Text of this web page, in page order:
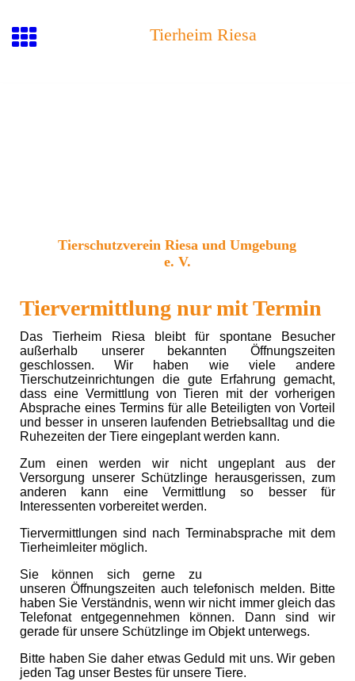
Tierheim Riesa
Tierschutzverein Riesa und Umgebung
e. V.
Tiervermittlung nur mit Termin
Das Tierheim Riesa bleibt für spontane Besucher
außerhalb unserer bekannten Öffnungszeiten
geschlossen. Wir haben wie viele andere
Tierschutzeinrichtungen die gute Erfahrung gemacht,
dass eine Vermittlung von Tieren mit der vorherigen
Absprache eines Termins für alle Beteiligten von Vorteil
und besser in unseren laufenden Betriebsalltag und die
Ruhezeiten der Tiere eingeplant werden kann.
Zum einen werden wir nicht ungeplant aus der
Versorgung unserer Schützlinge herausgerissen, zum
anderen kann eine Vermittlung so besser für
Interessenten vorbereitet werden.
Tiervermittlungen sind nach Terminabsprache mit dem
Tierheimleiter möglich.
Sie können sich gerne zu
unseren Öffnungszeiten auch telefonisch melden. Bitte
haben Sie Verständnis, wenn wir nicht immer gleich das
Telefonat entgegennehmen können. Dann sind wir
gerade für unsere Schützlinge im Objekt unterwegs.
Bitte haben Sie daher etwas Geduld mit uns. Wir geben
jeden Tag unser Bestes für unsere Tiere.